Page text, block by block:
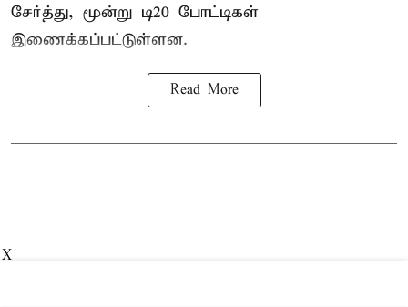
சேர்த்து, மூன்று டி20 போட்டிகள்
இணைக்கப்பட்டுள்ளன.
Read More
X